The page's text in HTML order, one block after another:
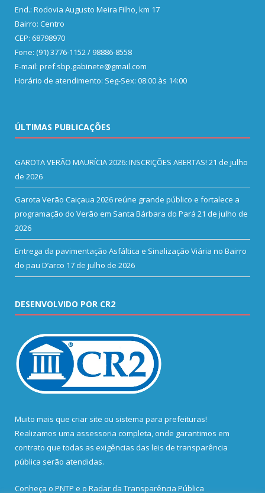
End.: Rodovia Augusto Meira Filho, km 17
Bairro: Centro
CEP: 68798970
Fone: (91) 3776-1152 / 98886-8558
E-mail: pref.sbp.gabinete@gmail.com
Horário de atendimento: Seg-Sex: 08:00 às 14:00
ÚLTIMAS PUBLICAÇÕES
GAROTA VERÃO MAURÍCIA 2026: INSCRIÇÕES ABERTAS! 21 de julho
de 2026
Garota Verão Caiçaua 2026 reúne grande público e fortalece a
programação do Verão em Santa Bárbara do Pará 21 de julho de
2026
Entrega da pavimentação Asfáltica e Sinalização Viária no Bairro
do pau D’arco 17 de julho de 2026
DESENVOLVIDO POR CR2
Muito mais que criar site ou sistema para prefeituras!
Realizamos uma assessoria completa, onde garantimos em
contrato que todas as exigências das leis de transparência
pública serão atendidas.
Conheça o PNTP e o Radar da Transparência Pública